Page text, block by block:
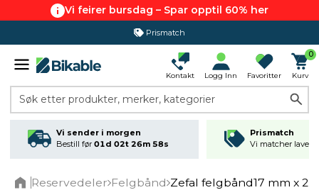
Vi feirer bursdag – Spar opptil 60% her
Prismatch
Kontakt Logg Inn Favoritter
0
Kurv
Søk etter produkter, merker, kategorier
Vi sender i morgen
Bestill før 01d 02t 26m 57s
Prismatch
Vi matcher
Reservedeler Felgbånd Zefal felgbånd17 mm x 2